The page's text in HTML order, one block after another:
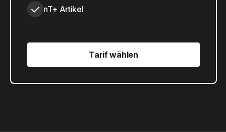
nT+ Artikel
Tarif wählen
Tarif wählen